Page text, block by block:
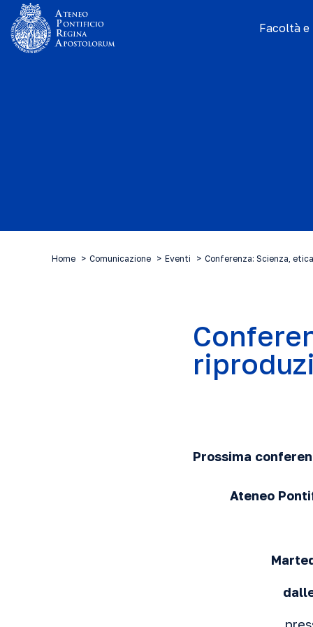
Facoltà
Home Comunicazione Eventi Conferenza: Scienza,
Prossima
Ateneo